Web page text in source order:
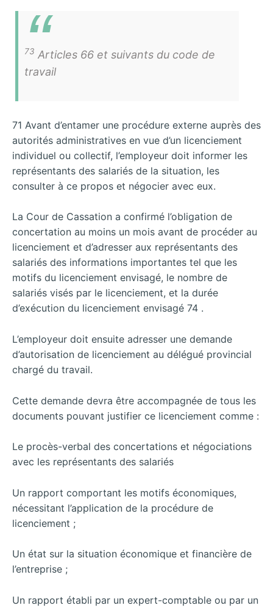
73 Articles 66 et suivants du code de
travail
71 Avant d’entamer une procédure externe auprès des
autorités administratives en vue d’un licenciement
individuel ou collectif, l’employeur doit informer les
représentants des salariés de la situation, les
consulter à ce propos et négocier avec eux.
La Cour de Cassation a confirmé l’obligation de
concertation au moins un mois avant de procéder au
licenciement et d’adresser aux représentants des
salariés des informations importantes tel que les
motifs du licenciement envisagé, le nombre de
salariés visés par le licenciement, et la durée
d’exécution du licenciement envisagé 74 .
L’employeur doit ensuite adresser une demande
d’autorisation de licenciement au délégué provincial
chargé du travail.
Cette demande devra être accompagnée de tous les
documents pouvant justifier ce licenciement comme :
Le procès-verbal des concertations et négociations
avec les représentants des salariés
Un rapport comportant les motifs économiques,
nécessitant l’application de la procédure de
licenciement ;
Un état sur la situation économique et financière de
l’entreprise ;
Un rapport établi par un expert-comptable ou par un